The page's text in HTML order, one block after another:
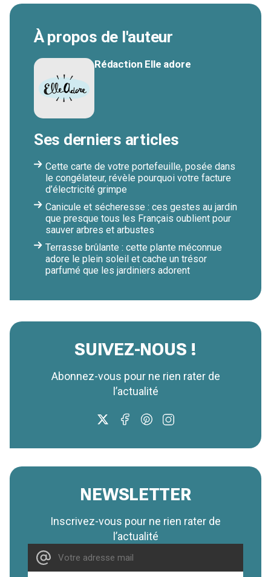
À propos de l'auteur
Rédaction Elle adore
Ses derniers articles
Cette carte de votre portefeuille, posée dans
le congélateur, révèle pourquoi votre facture
d’électricité grimpe
Canicule et sécheresse : ces gestes au jardin
que presque tous les Français oublient pour
sauver arbres et arbustes
Terrasse brûlante : cette plante méconnue
adore le plein soleil et cache un trésor
parfumé que les jardiniers adorent
SUIVEZ-NOUS !
Abonnez-vous pour ne rien rater de
l’actualité
NEWSLETTER
Inscrivez-vous pour ne rien rater de
l’actualité